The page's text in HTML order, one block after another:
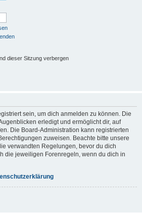
dieser Sitzung verbergen
sein, um dich anmelden zu können. Die
erledigt und ermöglicht dir, auf
Die Board-Administration kann registrierten
zuweisen. Beachte bitte unsere
verwandten Regelungen, bevor du dich
die jeweiligen Forenregeln, wenn du dich in